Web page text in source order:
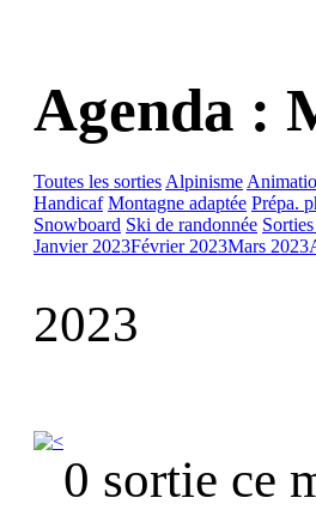
Agenda :
Toutes les sorties Alpinisme
Handicaf Montagne adaptée Prépa.
Snowboard Ski de randonnée
Janvier 2023Février 2023Mars 2023
2023
0 sortie ce